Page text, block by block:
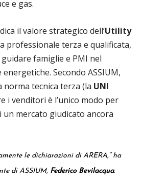
e gas.
il valore strategico dell’Utility
professionale terza e qualificata,
famiglie e PMI nel
Secondo ASSIUM,
norma tecnica terza (la UNI
i venditori è l’unico modo per
mercato giudicato ancora
le dichiarazioni di ARERA,”ha
di ASSIUM, Federico Bevilacqua.